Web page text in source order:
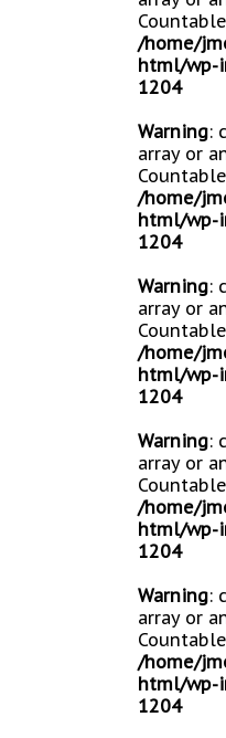
/home/
html/wp-
1204
Warning:
array or
/home/
html/wp-
1204
Warning:
array or
/home/
html/wp-
1204
Warning:
array or
/home/
html/wp-
1204
Warning:
array or
/home/
html/wp-
1204